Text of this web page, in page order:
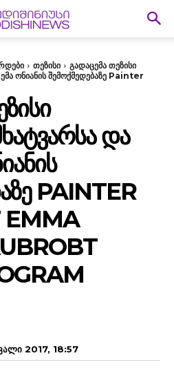
თეზისი
გადაცემა თეზისი
ონიანის შემოქმედებაზე Painter
ᲓᲐ
PAINTER
EMMA
2017, 18:57